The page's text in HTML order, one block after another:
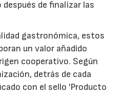
de finalizar las
gastronómica, estos
un valor añadido
cooperativo. Según
detrás de cada
con el sello 'Producto